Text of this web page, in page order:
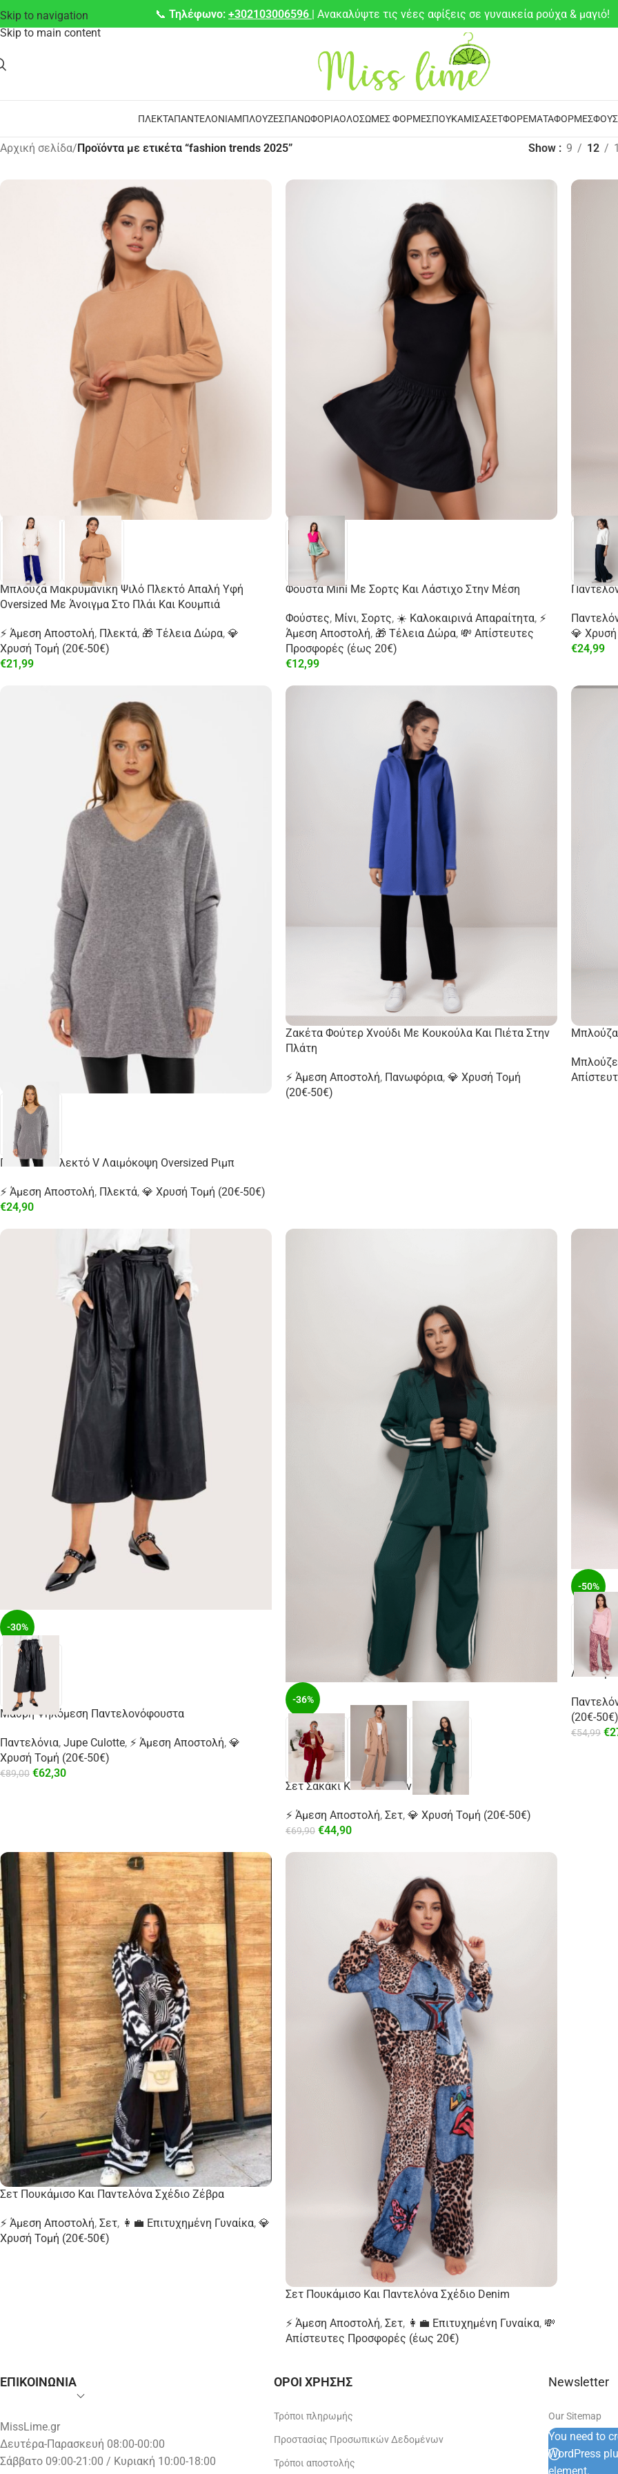
Skip to navigation
Skip to main content
📞 Τηλέφωνο: +302103006596 | Ανακαλύψτε τις νέες αφίξεις σε γυναικεία ρούχα & μαγιό!
ΠΛΕΚΤΆΠΑΝΤΕΛΌΝΙΑΜΠΛΟΎΖΕΣΠΑΝΩΦΌΡΙΑΟΛΌΣΩΜΕΣ ΦΌΡΜΕΣΠΟΥΚΆΜΙΣΑΣΕΤΦΟΡΈΜΑΤΑΦΌΡΜΕΣ
Αρχική σελίδα/Προϊόντα με ετικέτα “fashion trends 2025” Show 9 12
Μπλούζα Μακρυμάνικη Ψιλό Πλεκτό Απαλή Υφή
Oversized Με Άνοιγμα Στο Πλάι Και Κουμπιά
⚡ Άμεση Αποστολή, Πλεκτά, 🎁 Τέλεια Δώρα, 💎
Χρυσή Τομή (20€-50€)
€21,99
Φούστα Mini Με Σορτς Και Λάστιχο Στην Μέση
Φούστες, Μίνι, Σορτς, ☀️ Καλοκαιρινά Απαραίτητα, ⚡
Άμεση Αποστολή, 🎁 Τέλεια Δώρα, 💸 Απίστευτες
Προσφορές (έως 20€)
€12,99
💎
€24,99
Γυναικείο Πλεκτό V Λαιμόκοψη Oversized Ριμπ
⚡ Άμεση Αποστολή, Πλεκτά, 💎 Χρυσή Τομή (20€-50€)
€24,90
Ζακέτα Φούτερ Χνούδι Με Κουκούλα Και Πιέτα Στην
Πλάτη
⚡ Άμεση Αποστολή, Πανωφόρια, 💎 Χρυσή Τομή
(20€-50€)
Μπλούζα
-30%
Μαύρη Ψηλόμεση Παντελονόφουστα
Παντελόνια, Jupe Culotte, ⚡ Άμεση Αποστολή, 💎
Χρυσή Τομή (20€-50€)
€89,00 €62,30
-36%
Σετ Σακάκι Και Παντελόνι Με Ρίγα
⚡ Άμεση Αποστολή, Σετ, 💎 Χρυσή Τομή (20€-50€)
€69,90 €44,90
-50%
Λεοπάρ
(20€-50€)
€54,99 €
Σετ Πουκάμισο Και Παντελόνα Σχέδιο Ζέβρα
⚡ Άμεση Αποστολή, Σετ, 👩‍💼 Επιτυχημένη Γυναίκα, 💎
Χρυσή Τομή (20€-50€)
Σετ Πουκάμισο Και Παντελόνα Σχέδιο Denim
⚡ Άμεση Αποστολή, Σετ, 👩‍💼 Επιτυχημένη Γυναίκα, 💸
Απίστευτες Προσφορές (έως 20€)
ΕΠΙΚΟΙΝΩΝΙΑ
MissLime.gr
Δευτέρα-Παρασκευή 08:00-00:00
Σάββατο 09:00-21:00 / Κυριακή 10:00-18:00
ΟΡΟΙ ΧΡΗΣΗΣ
Τρόποι πληρωμής
Προστασίας Προσωπικών Δεδομένων
Τρόποι αποστολής
Newsletter
Our Sitemap
You need to
WordPress
element.